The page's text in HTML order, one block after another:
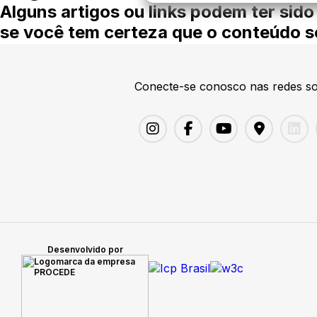
Alguns artigos ou links podem ter
se você tem certeza que o conteúdo
Conecte-se conosco nas redes
Desenvolvido por